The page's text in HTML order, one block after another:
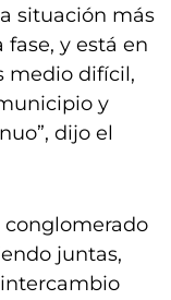
situación más
y está en
medio difícil,
y
dijo el
conglomerado
juntas,